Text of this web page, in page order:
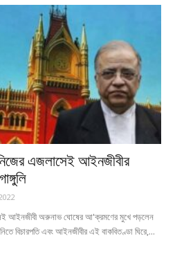
এজলাসেই আইনজীবীর
আইনজীবী অরুনাভ ঘোষের আ'ক্রমণের মুখে পড়লেন
বিচারপতি এবং আইনজীবীর এই বাকবিতণ্ডা ঘিরে,...